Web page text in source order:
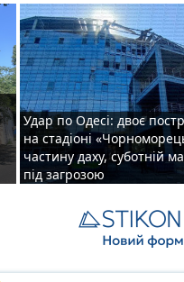
Удар по Одесі: двоє
на стадіоні
частину даху, суботній
під загрозою